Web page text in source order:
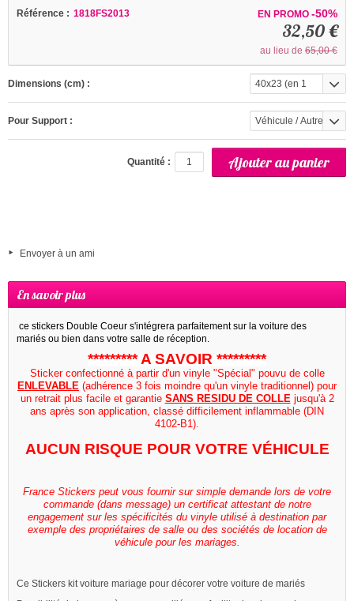
EN PROMO -50%
32,50 €
au lieu de 65,00 €
Référence : 1818FS2013
Dimensions (cm) :
40x23 (en 1
partie)
Pour Support :
Véhicule / Autre
(Exterieur)
Quantité :
Envoyer à un ami
En savoir plus
ce stickers Double Coeur s'intégrera parfaitement sur la voiture des
mariés ou bien dans votre salle de réception.
********* A SAVOIR *********
Sticker confectionné à partir d'un vinyle "Spécial" pouvu de colle
ENLEVABLE (adhérence 3 fois moindre qu'un vinyle traditionnel) pour
un retrait plus facile et garantie SANS RESIDU DE COLLE jusqu'à 2
ans après son application, classé difficilement inflammable (DIN
4102-B1).
AUCUN RISQUE POUR VOTRE VÉHICULE
France Stickers peut vous fournir sur simple demande lors de votre
commande (dans message) un certificat attestant de notre
engagement sur les spécificités du vinyle utilisé à destination par
exemple des propriétaires de salle ou des sociétés de location de
véhicule pour les mariages.
Ce Stickers kit voiture mariage pour décorer votre voiture de mariés